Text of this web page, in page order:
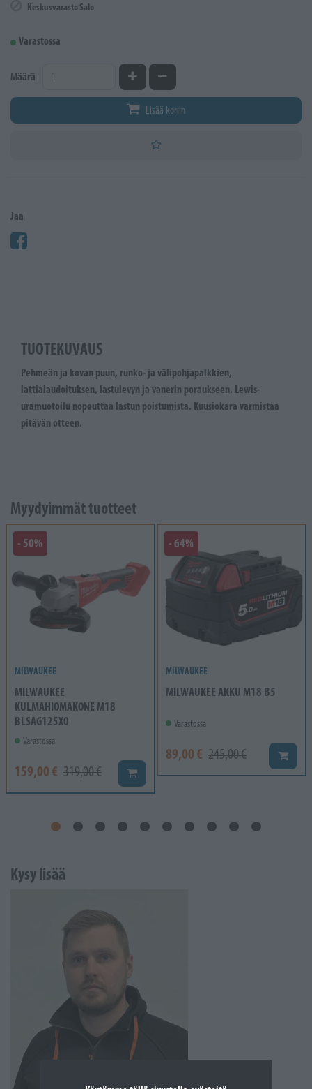
Keskusvarasto Salo
Varastossa
Määrä Kasvata määrääVähennä määrää
Lisää koriin
Jaa
TUOTEKUVAUS
Pehmeän ja kovan puun, runko- ja välipohjapalkkien,
lattialaudoituksen, lastulevyn ja vanerin poraukseen. Lewis-
uramuotoilu nopeuttaa lastun poistumista. Kuusiokara varmistaa
pitävän otteen.
Myydyimmät tuotteet
- 50%
MILWAUKEE
MILWAUKEE
KULMAHIOMAKONE M18
BLSAG125X0
Varastossa
159,00 € 319,00 € Lisää koriin
- 64%
MILWAUKEE
MILWAUKEE AKKU M18 B5
Varastossa
89,00 € 245,00 € Lisää
Kysy lisää